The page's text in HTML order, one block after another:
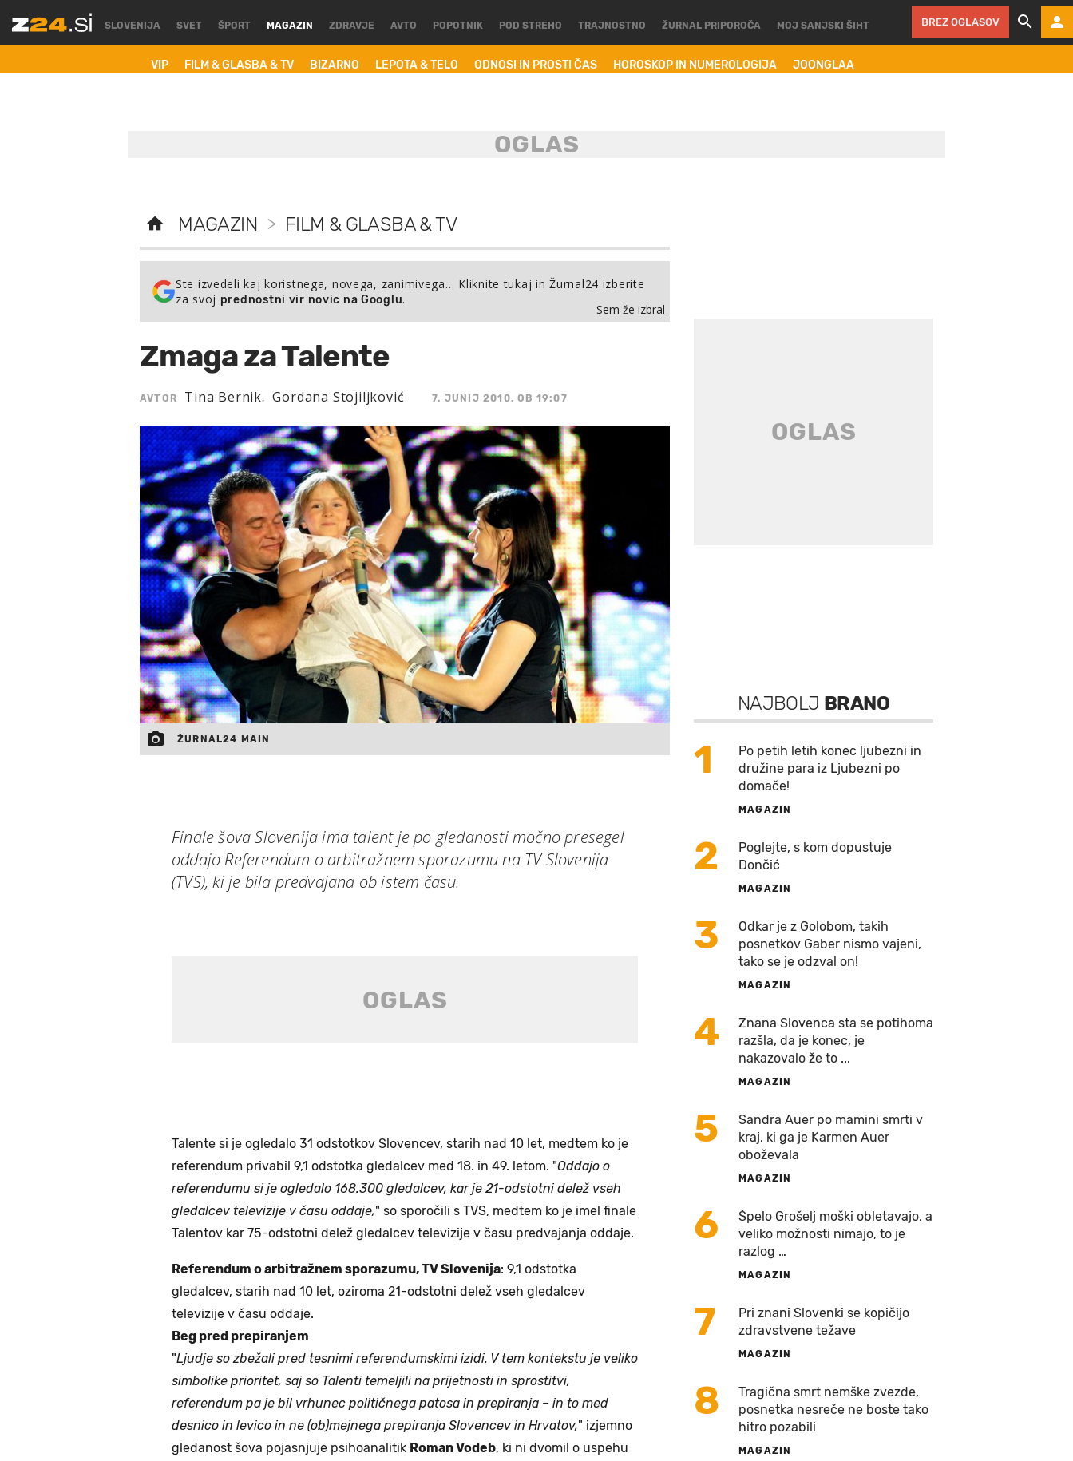
SLOVENIJA SVET ŠPORT MAGAZIN
VIP FILM & GLASBA & TV BIZARNO LEPOTA & TELO ODNOSI IN PROSTI ČAS HOROSKOP IN NUMEROLOGIJA JOONGLAA
ZDRAVJE AVTO POPOTNIK POD STREHO TRAJNOSTNO ŽURNAL PRIPOROČA MOJ SANJSKI ŠIHT BREZ OGLASOV
MAGAZIN > FILM & GLASBA & TV
Ste izvedeli kaj koristnega, novega, zanimivega… Kliknite tukaj in Žurnal24 izberite
za svoj prednostni vir novic na Googlu.
Sem že izbral
Zmaga za Talente
AVTOR Tina Bernik, Gordana Stojiljković 7. JUNIJ 2010, OB 19:07
ŽURNAL24 MAIN
Finale šova Slovenija ima talent je po gledanosti močno presegel
oddajo Referendum o arbitražnem sporazumu na TV Slovenija
(TVS), ki je bila predvajana ob istem času.
Talente si je ogledalo 31 odstotkov Slovencev, starih nad 10 let, medtem ko je
referendum privabil 9,1 odstotka gledalcev med 18. in 49. letom. "Oddajo o
referendumu si je ogledalo 168.300 gledalcev, kar je 21-odstotni delež vseh
gledalcev televizije v času oddaje," so sporočili s TVS, medtem ko je imel finale
Talentov kar 75-odstotni delež gledalcev televizije v času predvajanja oddaje.
Referendum o arbitražnem sporazumu, TV Slovenija: 9,1 odstotka
gledalcev, starih nad 10 let, oziroma 21-odstotni delež vseh gledalcev
televizije v času oddaje.
Beg pred prepiranjem
"Ljudje so zbežali pred tesnimi referendumskimi izidi. V tem kontekstu je veliko
simbolike prioritet, saj so Talenti temeljili na prijetnosti in sprostitvi,
referendum pa je bil vrhunec političnega patosa in prepiranja – in to med
desnico in levico in ne (ob)mejnega prepiranja Slovencev in Hrvatov," izjemno
gledanost šova pojasnjuje psihoanalitik Roman Vodeb, ki ni dvomil o uspehu
NAJBOLJ BRANO
1
Po petih letih konec ljubezni in
družine para iz Ljubezni po
domače!
MAGAZIN
2
Poglejte, s kom dopustuje
Dončić
MAGAZIN
3
Odkar je z Golobom, takih
posnetkov Gaber nismo vajeni,
tako se je odzval on!
MAGAZIN
4
Znana Slovenca sta se potihoma
razšla, da je konec, je
nakazovalo že to ...
MAGAZIN
5
Sandra Auer po mamini smrti v
kraj, ki ga je Karmen Auer
oboževala
MAGAZIN
6
Špelo Grošelj moški obletavajo, a
veliko možnosti nimajo, to je
razlog …
MAGAZIN
7
Pri znani Slovenki se kopičijo
zdravstvene težave
MAGAZIN
8
Tragična smrt nemške zvezde,
posnetka nesreče ne boste tako
hitro pozabili
MAGAZIN